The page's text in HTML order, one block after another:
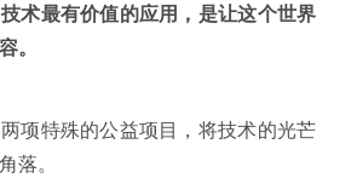
技术最有价值的应用，是让这个世界
。
项特殊的公益项目，将技术的光芒
落。